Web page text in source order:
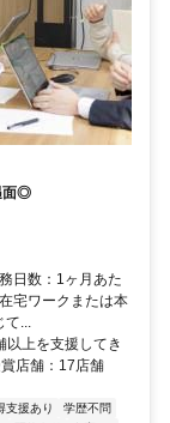
面◎
日数：1ヶ月あた
宅ワークまたは本
て...
上を支援してき
店舗：17店舗
支援あり
学歴不問